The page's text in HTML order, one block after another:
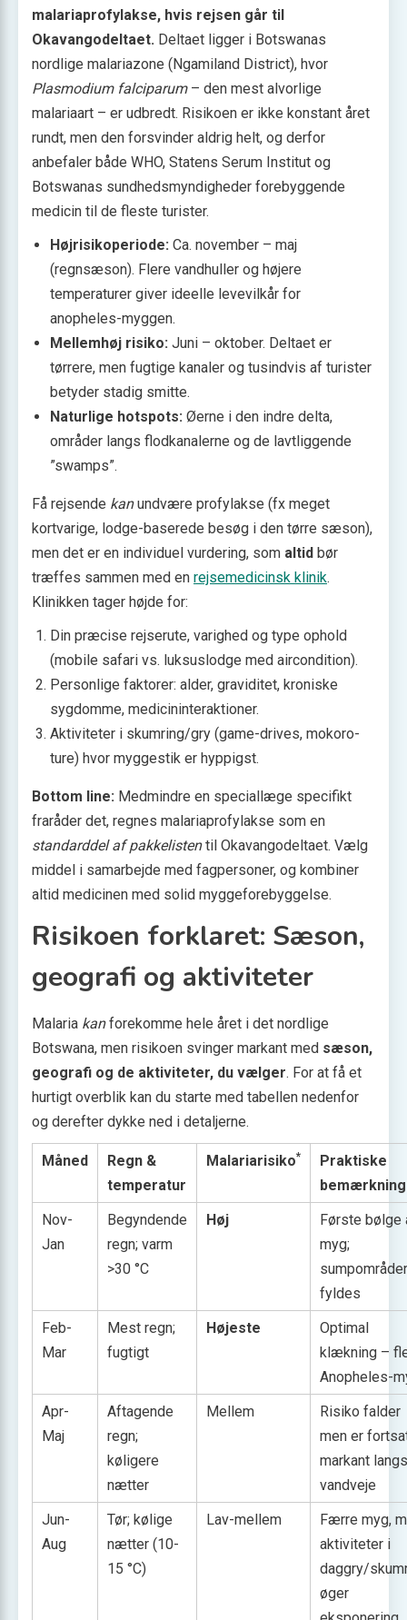
malariaprofylakse, hvis rejsen går til
Okavangodeltaet. Deltaet ligger i Botswanas
nordlige malariazone (Ngamiland District), hvor
Plasmodium falciparum– den mest alvorlige
malariaart – er udbredt. Risikoen er ikke konstant året
rundt, men den forsvinder aldrig helt, og derfor
anbefaler både WHO, Statens Serum Institut og
Botswanas sundhedsmyndigheder forebyggende
medicin til de fleste turister.
Højrisikoperiode: Ca. november – maj
(regnsæson). Flere vandhuller og højere
temperaturer giver ideelle levevilkår for
anopheles-myggen.
Mellemhøj risiko: Juni – oktober. Deltaet er
tørrere, men fugtige kanaler og tusindvis af turister
betyder stadig smitte.
Naturlige hotspots: Øerne i den indre delta,
områder langs flodkanalerne og de lavtliggende
”swamps”.
Få rejsende kanundvære profylakse (fx meget
kortvarige, lodge-baserede besøg i den tørre sæson),
men det er en individuel vurdering, som altid bør
træffes sammen med en rejsemedicinsk klinik.
Klinikken tager højde for:
Din præcise rejserute, varighed og type ophold
(mobile safari vs. luksuslodge med aircondition).
Personlige faktorer: alder, graviditet, kroniske
sygdomme, medicininteraktioner.
Aktiviteter i skumring/gry (game-drives, mokoro-
ture) hvor myggestik er hyppigst.
Bottom line: Medmindre en speciallæge specifikt
fraråder det, regnes malariaprofylakse som en
standarddel af pakkelistentil Okavangodeltaet. Vælg
middel i samarbejde med fagpersoner, og kombiner
altid medicinen med solid myggeforebyggelse.
Risikoen forklaret: Sæson,
geografi og aktiviteter
Malaria kanforekomme hele året i det nordlige
Botswana, men risikoen svinger markant med sæson,
geografi og de aktiviteter, du vælger. For at få et
hurtigt overblik kan du starte med tabellen nedenfor
og derefter dykke ned i detaljerne.
Måned
Regn &
temperatur
Malariarisiko*
Praktiske
Nov-
Jan
Begyndende
regn; varm
>30 °C
Høj
Første bølge
myg;
sumpområder
fyldes
Feb-
Mar
Mest regn;
fugtigt
Højeste
Optimal
klækning –
Anopheles-
Apr-
Maj
Aftagende
regn;
køligere
nætter
Mellem
Risiko falder
men er
markant langs
vandveje
Jun-
Aug
Tør; kølige
nætter (10-
15 °C)
Lav-mellem
Færre myg,
aktiviteter i
daggry/
øger